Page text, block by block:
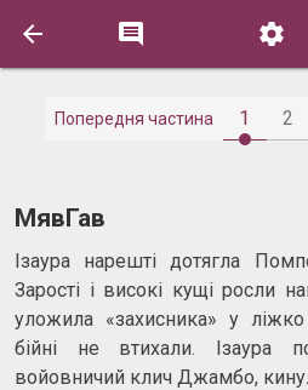
  
Попередня частина 1 2
МявГав
Ізаура нарешті дотягла
Зарості і високі кущі росли
уложила «захисника» у
бійні не втихали. Ізаура
войовничий клич Джамбо,